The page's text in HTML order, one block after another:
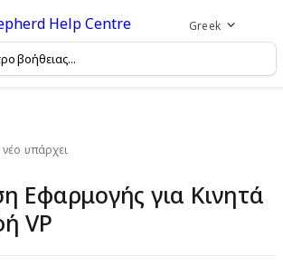
Greek
νέο υπάρχει
Εφαρμογής για Κινητά
VP